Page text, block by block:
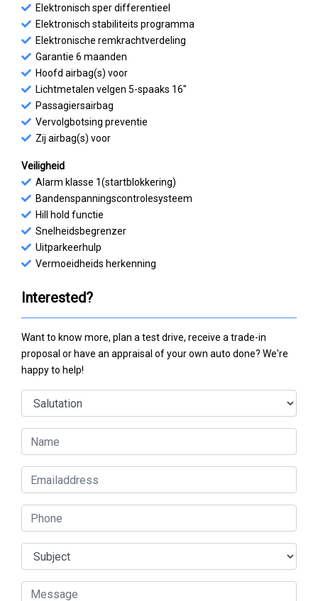
Elektronisch sper differentieel
Elektronisch stabiliteits programma
Elektronische remkrachtverdeling
Garantie 6 maanden
Hoofd airbag(s) voor
Lichtmetalen velgen 5-spaaks 16"
Passagiersairbag
Vervolgbotsing preventie
Zij airbag(s) voor
Veiligheid
Alarm klasse 1(startblokkering)
Bandenspanningscontrolesysteem
Hill hold functie
Snelheidsbegrenzer
Uitparkeerhulp
Vermoeidheids herkenning
Interested?
Want to know more, plan a test drive, receive a trade-in
proposal or have an appraisal of your own auto done? We're
happy to help!